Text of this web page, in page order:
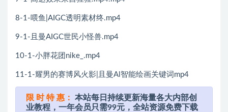
8-1-喂鱼|AIGC透明素材终.mp4
9-1-且曼AIGC世民小怪兽.mp4
10-1-小胖花团nike_.mp4
11-1-耀男的赛博风火影|且曼Al智能绘画关键词mp4
限 时 特 惠：
本站每日持续更新海量各大内部创
业教程，一年会员只需99元，全站资源免费下载